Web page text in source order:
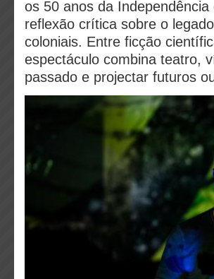
os 50 anos da
reflexão crítica sobre o
coloniais. Entre ficção
espectáculo combina teatro,
passado e projectar futuros